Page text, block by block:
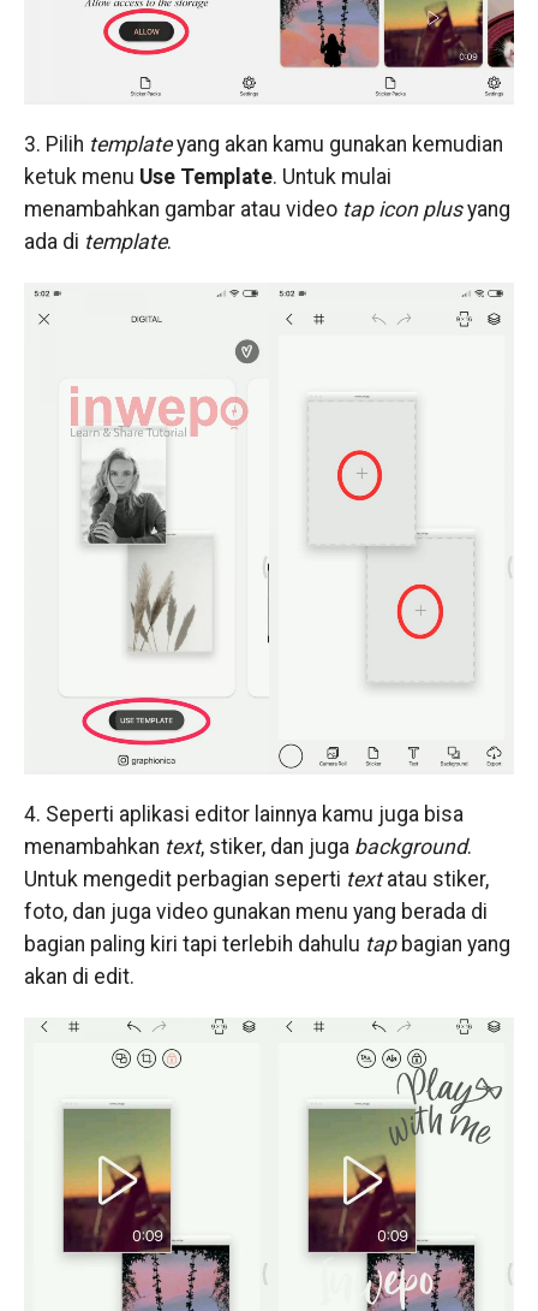
3. Pilih templateyang akan kamu gunakan kemudian
ketuk menu Use Template. Untuk mulai
menambahkan gambar atau video tap icon plusyang
ada di template.
4. Seperti aplikasi editor lainnya kamu juga bisa
menambahkan text, stiker, dan juga background.
Untuk mengedit perbagian seperti textatau stiker,
foto, dan juga video gunakan menu yang berada di
bagian paling kiri tapi terlebih dahulu tapbagian yang
akan di edit.